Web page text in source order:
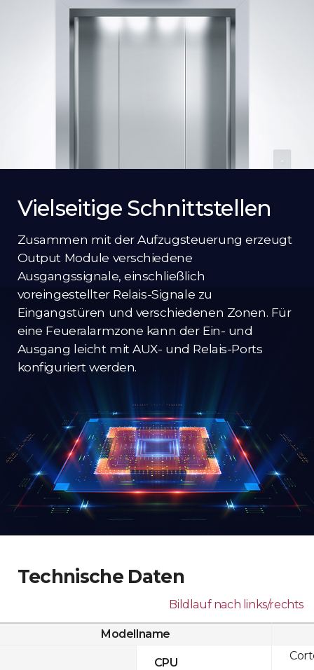
Vielseitige Schnittstellen
Zusammen mit der Aufzugsteuerung erzeugt
Output Module verschiedene
Ausgangssignale, einschließlich
voreingestellter Relais-Signale zu
Eingangstüren und verschiedenen Zonen. Für
eine Feueralarmzone kann der Ein- und
Ausgang leicht mit AUX- und Relais-Ports
konfiguriert werden.
Technische Daten
Bildlauf nach links/rechts
Modellname
CPU